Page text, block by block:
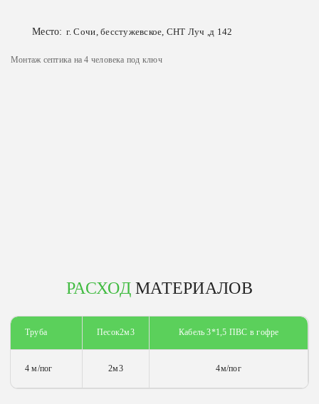
Место: г. Сочи, бесстужевское, СНТ Луч ,д 142
Монтаж септика на 4 человека под ключ
РАСХОДМАТЕРИАЛОВ
Труба
4 м/пог
Песок2м3
2м3
Кабель 3*1,5 ПВС в гофре
4м/пог